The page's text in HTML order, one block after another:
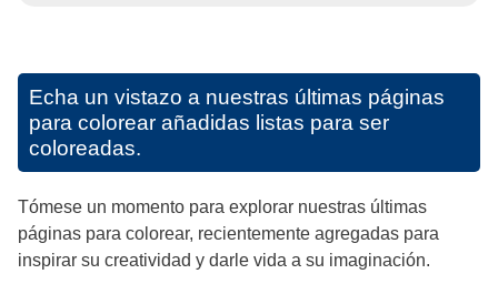
Echa un vistazo a nuestras últimas páginas
para colorear añadidas listas para ser
coloreadas.
Tómese un momento para explorar nuestras últimas
páginas para colorear, recientemente agregadas para
inspirar su creatividad y darle vida a su imaginación.